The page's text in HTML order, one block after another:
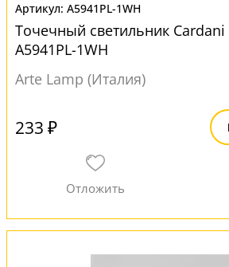
A5941PL-1WH
Точечный светильник Cardani
A5941PL-1WH
Arte Lamp (Италия)
233 ₽